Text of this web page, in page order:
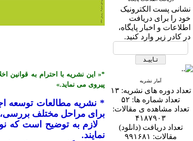
نشانی پست الكترونیک
خود را برای دریافت
اطلاعات و اخبار پایگاه،
در كادر زیر وارد كنید.
آمار نشریه
تعداد دوره های نشریه:۱۳
تعداد شماره ها: ۵۲
تعداد مشاهده ی مقالات:
۴۱۸۷۹۰۳
تعداد دریافت (دانلود)
مقالات: ۹۹۱۶۸۱
پیروی می نماید.»
* نشریه مطالعات توسعه
برای مراحل مختلف بررسی،
نمایند.